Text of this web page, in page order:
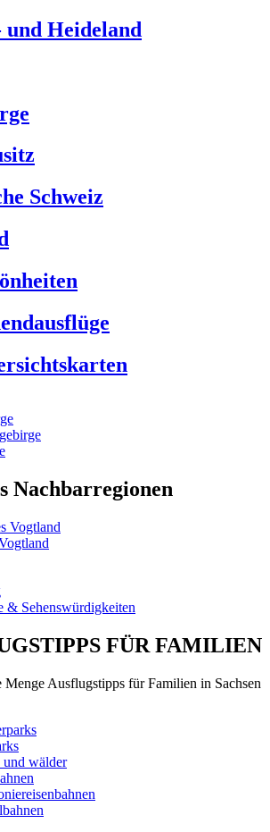
und Heideland
Schweiz
Nachbarregionen
Vogtland
& Sehenswürdigkeiten
FÜR FAMILIEN
Menge Ausflugstipps für Familien in Sachsen
wälder